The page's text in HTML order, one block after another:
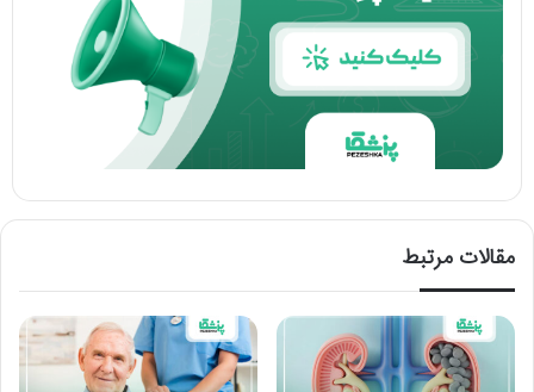
مقالات مرتبط